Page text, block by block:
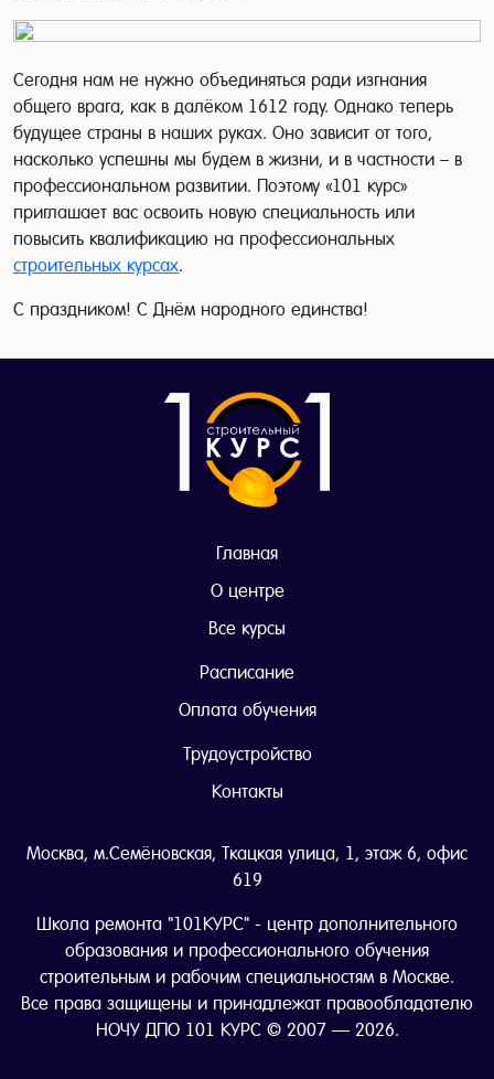
Сегодня нам не нужно объединяться ради изгнания
общего врага, как в далёком 1612 году. Однако теперь
будущее страны в наших руках. Оно зависит от того,
насколько успешны мы будем в жизни, и в частности – в
профессиональном развитии. Поэтому «101 курс»
приглашает вас освоить новую специальность или
повысить квалификацию на профессиональных
строительных курсах.
С праздником! С Днём народного единства!
Главная
О центре
Все курсы
Расписание
Оплата обучения
Трудоустройство
Контакты
Москва, м.Семёновская, Ткацкая улица, 1, этаж 6, офис
619
Школа ремонта "101КУРС" - центр дополнительного
образования и профессионального обучения
строительным и рабочим специальностям в Москве.
Все права защищены и принадлежат правообладателю
НОЧУ ДПО 101 КУРС © 2007 — 2026.